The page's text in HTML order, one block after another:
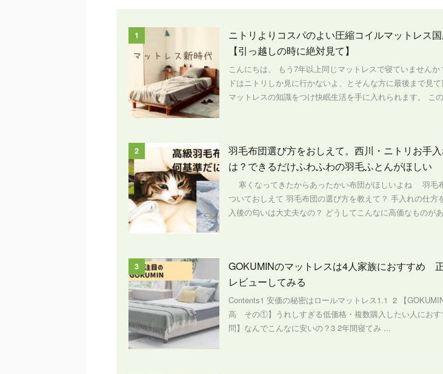
1
ニトリよりコスパのよい圧縮コイルマットレス
【引っ越しの時に絶対見て】
こんにちは、 もう7年以上同じマットレスで寝ていませんか
ドはニトリしか見に行かないよ、とそんな方に最後まで見
マットレスの知識をつけ快眠生活を手に入れられます。 こ
2
羽毛布団選び方をおしえて。西川・ニトリお手
は？できるだけふわふわの羽毛ふとんがほしい
寒くなってきたからあったかい布団がほしいよね 羽毛
ついておしえて 羽毛布団の選び方を教えて？ 手入れの仕方
入後の匂いは大丈夫なの？ どうしてこんなに高価なものが
3
GOKUMINのマットレスは4人家族におすすめ
レビューしてみる
Contents1 安価の秘密はロールマットレス1.1 2 【
高 その①】うれしすぎる低価格・複数購入したい人におす
問】なんでこんなに安いの？3 2年間寝てみ ...